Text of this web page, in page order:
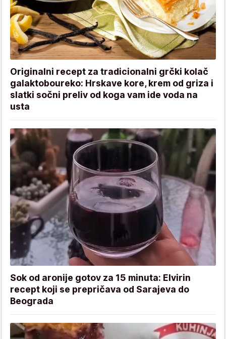
Originalni recept za tradicionalni grčki kolač
galaktoboureko: Hrskave kore, krem od griza i
slatki sočni preliv od koga vam ide voda na
usta
Sok od aronije gotov za 15 minuta: Elvirin
recept koji se prepričava od Sarajeva do
Beograda